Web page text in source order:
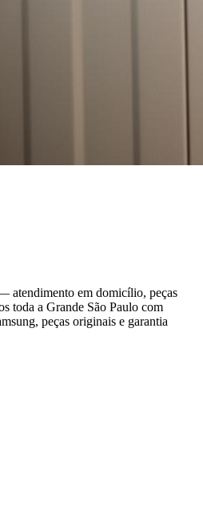
atendimento em domicílio, peças
toda a Grande São Paulo com
, peças originais e garantia